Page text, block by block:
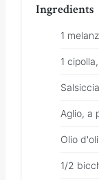
Ingredients
1
1
Aglio, a
Olio
1/2